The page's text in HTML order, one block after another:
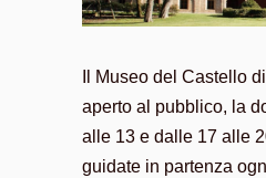
Il Museo del Castello
aperto al pubblico, la
alle 13 e dalle 17 alle
guidate in partenza